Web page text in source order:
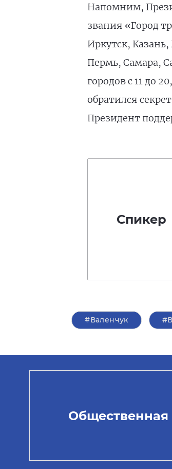
Напомним,
звания «Город
Иркутск,
Пермь, Самара,
городов с 11 до
обратился
Президент
Спикер
#Валенчук